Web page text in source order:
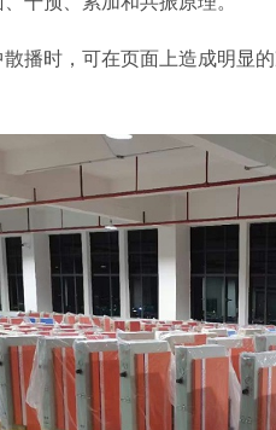
播时，可在页面上造成明显的